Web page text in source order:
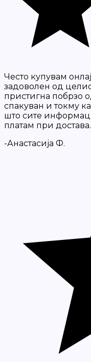
Често купувам
задоволен од
пристигна побрзо
спакуван и токму
што сите
платам при
-Анастасија Ф.